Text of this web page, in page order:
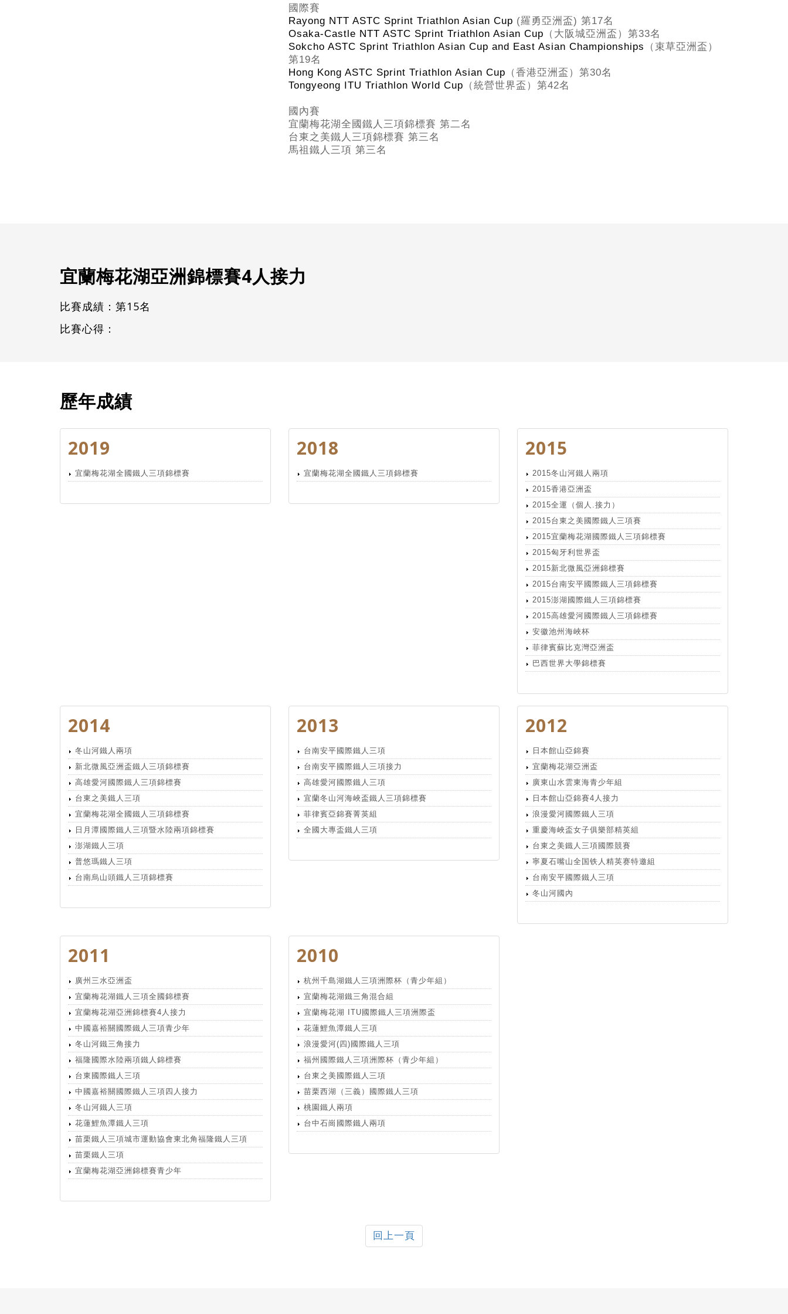
國際賽
Rayong NTT ASTC Sprint Triathlon Asian Cup (羅勇亞洲盃) 第17名
Osaka-Castle NTT ASTC Sprint Triathlon Asian Cup （大阪城亞洲盃）第33名
Sokcho ASTC Sprint Triathlon Asian Cup and East Asian Championships
（束草亞洲盃）
第19名
Hong Kong ASTC Sprint Triathlon Asian Cup （香港亞洲盃）第30名
Tongyeong ITU Triathlon World Cup （統營世界盃）第42名
國內賽
宜蘭梅花湖全國鐵人三項錦標賽 第二名
台東之美鐵人三項錦標賽 第三名
馬祖鐵人三項 第三名
宜蘭梅花湖亞洲錦標賽4人接力
比賽成績：第15名
比賽心得：
歷年成績
2019
宜蘭梅花湖全國鐵人三項錦標賽
2018
宜蘭梅花湖全國鐵人三項錦標賽
2015
2015冬山河鐵人兩項
2015香港亞洲盃
2015全運（個人.接力）
2015台東之美國際鐵人三項賽
2015宜蘭梅花湖國際鐵人三項錦標賽
2015匈牙利世界盃
2015新北微風亞洲錦標賽
2015台南安平國際鐵人三項錦標賽
2015澎湖國際鐵人三項錦標賽
2015高雄愛河國際鐵人三項錦標賽
安徽池州海峽杯
菲律賓蘇比克灣亞洲盃
巴西世界大學錦標賽
2014
冬山河鐵人兩項
新北微風亞洲盃鐵人三項錦標賽
高雄愛河國際鐵人三項錦標賽
台東之美鐵人三項
宜蘭梅花湖全國鐵人三項錦標賽
日月潭國際鐵人三項暨水陸兩項錦標賽
澎湖鐵人三項
普悠瑪鐵人三項
台南烏山頭鐵人三項錦標賽
2013
台南安平國際鐵人三項
台南安平國際鐵人三項接力
高雄愛河國際鐵人三項
宜蘭冬山河海峽盃鐵人三項錦標賽
菲律賓亞錦賽菁英組
全國大專盃鐵人三項
2012
日本館山亞錦賽
宜蘭梅花湖亞洲盃
廣東山水雲東海青少年組
日本館山亞錦賽4人接力
浪漫愛河國際鐵人三項
重慶海峽盃女子俱樂部精英組
台東之美鐵人三項國際競賽
寧夏石嘴山全国铁人精英赛特邀組
台南安平國際鐵人三項
冬山河國內
2011
廣州三水亞洲盃
宜蘭梅花湖鐵人三項全國錦標賽
宜蘭梅花湖亞洲錦標賽4人接力
中國嘉裕關國際鐵人三項青少年
冬山河鐵三角接力
福隆國際水陸兩項鐵人錦標賽
台東國際鐵人三項
中國嘉裕關國際鐵人三項四人接力
冬山河鐵人三項
花蓮鯉魚潭鐵人三項
苗栗鐵人三項城市運動協會東北角福隆鐵人三項
苗栗鐵人三項
宜蘭梅花湖亞洲錦標賽青少年
2010
杭州千島湖鐵人三項洲際杯（青少年組）
宜蘭梅花湖鐵三角混合組
宜蘭梅花湖 ITU國際鐵人三項洲際盃
花蓮鯉魚潭鐵人三項
浪漫愛河(四)國際鐵人三項
福州國際鐵人三項洲際杯（青少年組）
台東之美國際鐵人三項
苗栗西湖（三義）國際鐵人三項
桃園鐵人兩項
台中石崗國際鐵人兩項
回上一頁